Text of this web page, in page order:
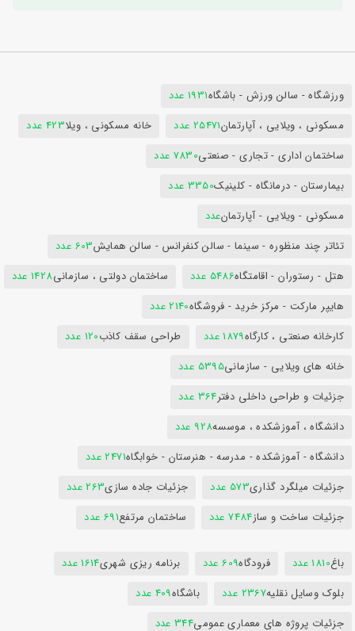
ورزشگاه - سالن ورزش - باشگاه1931 عدد
مسکونی ، ویلایی ، آپارتمان25471 عدد خانه مسکونی ، ویلا423 عدد
ساختمان اداری - تجاری - صنعتی7830 عدد
بیمارستان - درمانگاه - کلینیک3350 عدد
مسکونی - ویلایی - آپارتمانعدد
تئاتر چند منظوره - سینما - سالن کنفرانس - سالن همایش603 عدد
هتل - رستوران - اقامتگاه5486 عدد ساختمان دولتی ، سازمانی1428 عدد
هایپر مارکت - مرکز خرید - فروشگاه2140 عدد
کارخانه صنعتی ، کارگاه1879 عدد طراحی سقف کاذب120 عدد
خانه های ویلایی - سازمانی5395 عدد
جزئیات و طراحی داخلی دفتر364 عدد
دانشگاه ، آموزشکده ، موسسه928 عدد
دانشگاه - آموزشکده - مدرسه - هنرستان - خوابگاه2471 عدد
جزئیات میلگرد گذاری573 عدد جزئیات جاده سازی263 عدد
جزئیات ساخت و ساز7484 عدد ساختمان مرتفع691 عدد
باغ1810 عدد فرودگاه609 عدد برنامه ریزی شهری1614 عدد
بلوک وسایل نقلیه2367 عدد باشگاه409 عدد
جزئیات پروژه های معماری عمومی344 عدد